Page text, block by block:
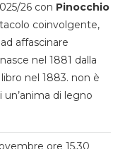
26 con Pinocchio
coinvolgente,
affascinare
nel 1881 dalla
nel 1883. non è
di legno
ore 15.30